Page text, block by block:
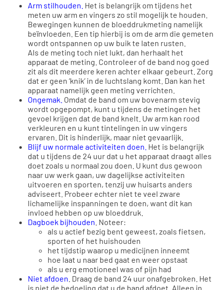
Arm stilhouden. Het is belangrijk om tijdens het
meten uw arm en vingers zo stil mogelijk te houden.
Bewegingen kunnen de bloeddrukmeting namelijk
beïnvloeden. Een tip hierbij is om de arm die gemeten
wordt ontspannen op uw buik te laten rusten.
Als de meting toch niet lukt, dan herhaalt het
apparaat de meting. Controleer of de band nog goed
zit als dit meerdere keren achter elkaar gebeurt. Zorg
dat er geen ‘knik’ in de luchtslang komt. Dan kan het
apparaat namelijk geen meting verrichten.
Ongemak. Omdat de band om uw bovenarm stevig
wordt opgepompt, kunt u tijdens de metingen het
gevoel krijgen dat de band knelt. Uw arm kan rood
verkleuren en u kunt tintelingen in uw vingers
ervaren. Dit is hinderlijk, maar niet gevaarlijk.
Blijf uw normale activiteiten doen. Het is belangrijk
dat u tijdens de 24 uur dat u het apparaat draagt alles
doet zoals u normaal zou doen. U kunt dus gewoon
naar uw werk gaan, uw dagelijkse activiteiten
uitvoeren en sporten, tenzij uw huisarts anders
adviseert. Probeer echter niet te veel zware
lichamelijke inspanningen te doen, want dit kan
invloed hebben op uw bloeddruk.
Dagboek bijhouden . Noteer:
als u actief bezig bent geweest, zoals fietsen,
sporten of het huishouden
het tijdstip waarop u medicijnen inneemt
hoe laat u naar bed gaat en weer opstaat
als u erg emotioneel was of pijn had
Niet afdoen . Draag de band 24 uur onafgebroken. Het
is niet de bedoeling dat u de band afdoet. Alleen in